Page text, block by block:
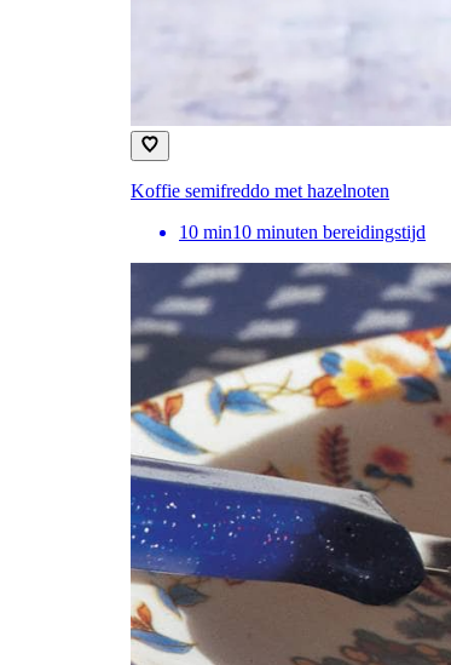
Koffie semifreddo met hazelnoten
10 min10 minuten bereidingstijd